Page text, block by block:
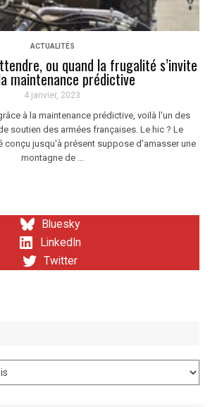
ACTUALITÉS
ou quand la frugalité s’invite
maintenance prédictive
4 janvier, 2023
à la maintenance prédictive, voilà l'un des
soutien des armées françaises. Le hic ? Le
conçu jusqu'à présent suppose d'amasser une
montagne de ...
Bluesky
LinkedIn
Twitter